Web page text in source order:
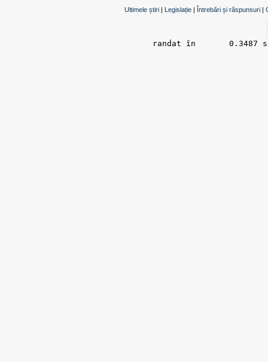
Ultimele știri | Legislație | Întrebări și răspunsuri |
randat în